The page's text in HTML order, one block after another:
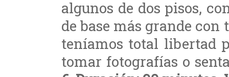
algunos de dos pisos,
de base más grande
teníamos total libertad
tomar fotografías o